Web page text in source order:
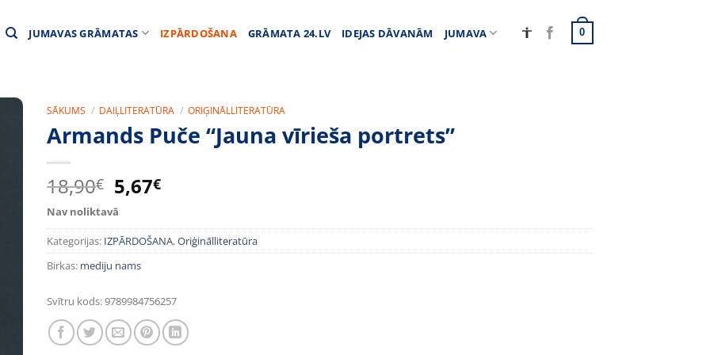
JUMAVAS GRĀMATAS IZPĀRDOŠANA GRĀMATA 24.LV IDEJAS DĀVANĀM JUMAVA 0
SĀKUMS / DAIĻLITERATŪRA / ORIĢINĀLLITERATŪRA
Armands Puče “Jauna vīrieša portrets”
18,90€ Original
price
was:
18,90€.
5,67€Current
is:
5,67€.
Nav noliktavā
Kategorijas: IZPĀRDOŠANA,Oriģinālliteratūra
Birkas: mediju nams
Svītru kods:9789984756257